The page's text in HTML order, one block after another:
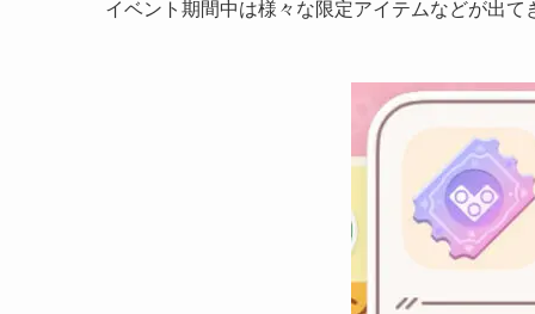
イベント期間中は様々な限定アイテムなどが出て